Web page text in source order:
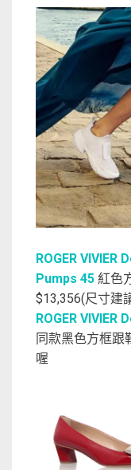
ROGER
Pumps 45 紅色
$13,356(尺寸建
ROGER
同款黑色方框跟
喔